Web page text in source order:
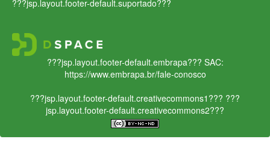
???jsp.layout.footer-default.suportado???
???jsp.layout.footer-default.embrapa??? SAC:
https://www.embrapa.br/fale-conosco
???jsp.layout.footer-default.creativecommons1??? ???
jsp.layout.footer-default.creativecommons2???